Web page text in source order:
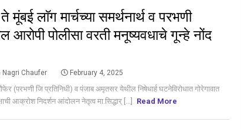
मूंबई लाॅग मार्चच्या समर्थनार्थ व परभणी
आरोपी पोलीसा वरती मनूष्यवधाचे गून्हे नोंद
Nagri Chaufer February 4, 2025
(परभणी जि प्रतिनिधी) व पंजाब अमृतसर येथील निषेधार्ह घटनेविरोधात गोरेगावात
आक्रोश निदर्शन आंदोलन नेतृत्व मा.सिद्धार् [...]
Read More